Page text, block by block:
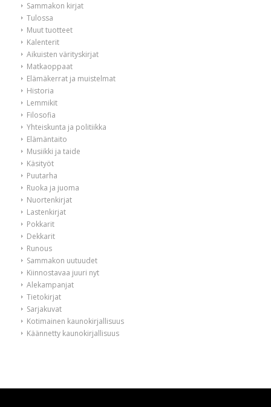
Sammakon kirjat
Tulossa
Muut tuotteet
Kalenterit
Aikuisten värityskirjat
Matkaoppaat
Elämäkerrat ja muistelmat
Historia
Lemmikit
Filosofia
Yhteiskunta ja politiikka
Elämäntaito
Musiikki ja taide
Käsityöt
Puutarha
Ruoka ja juoma
Nuortenkirjat
Lastenkirjat
Pokkarit
Dekkarit
Runous
Sammakon uutuudet
Kiinnostavaa juuri nyt
Alekampanjat
Tietokirjat
Sarjakuvat
Kotimainen kaunokirjallisuus
Käännetty kaunokirjallisuus